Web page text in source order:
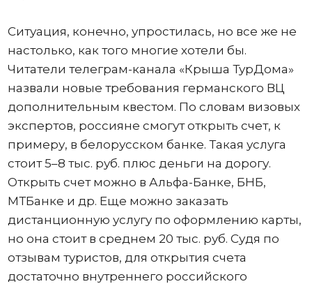
Ситуация, конечно, упростилась, но все же не
настолько, как того многие хотели бы.
Читатели телеграм-канала «Крыша ТурДома»
назвали новые требования германского ВЦ
дополнительным квестом. По словам визовых
экспертов, россияне смогут открыть счет, к
примеру, в белорусском банке. Такая услуга
стоит 5–8 тыс. руб. плюс деньги на дорогу.
Открыть счет можно в Альфа-Банке, БНБ,
МТБанке и др. Еще можно заказать
дистанционную услугу по оформлению карты,
но она стоит в среднем 20 тыс. руб. Судя по
отзывам туристов, для открытия счета
достаточно внутреннего российского